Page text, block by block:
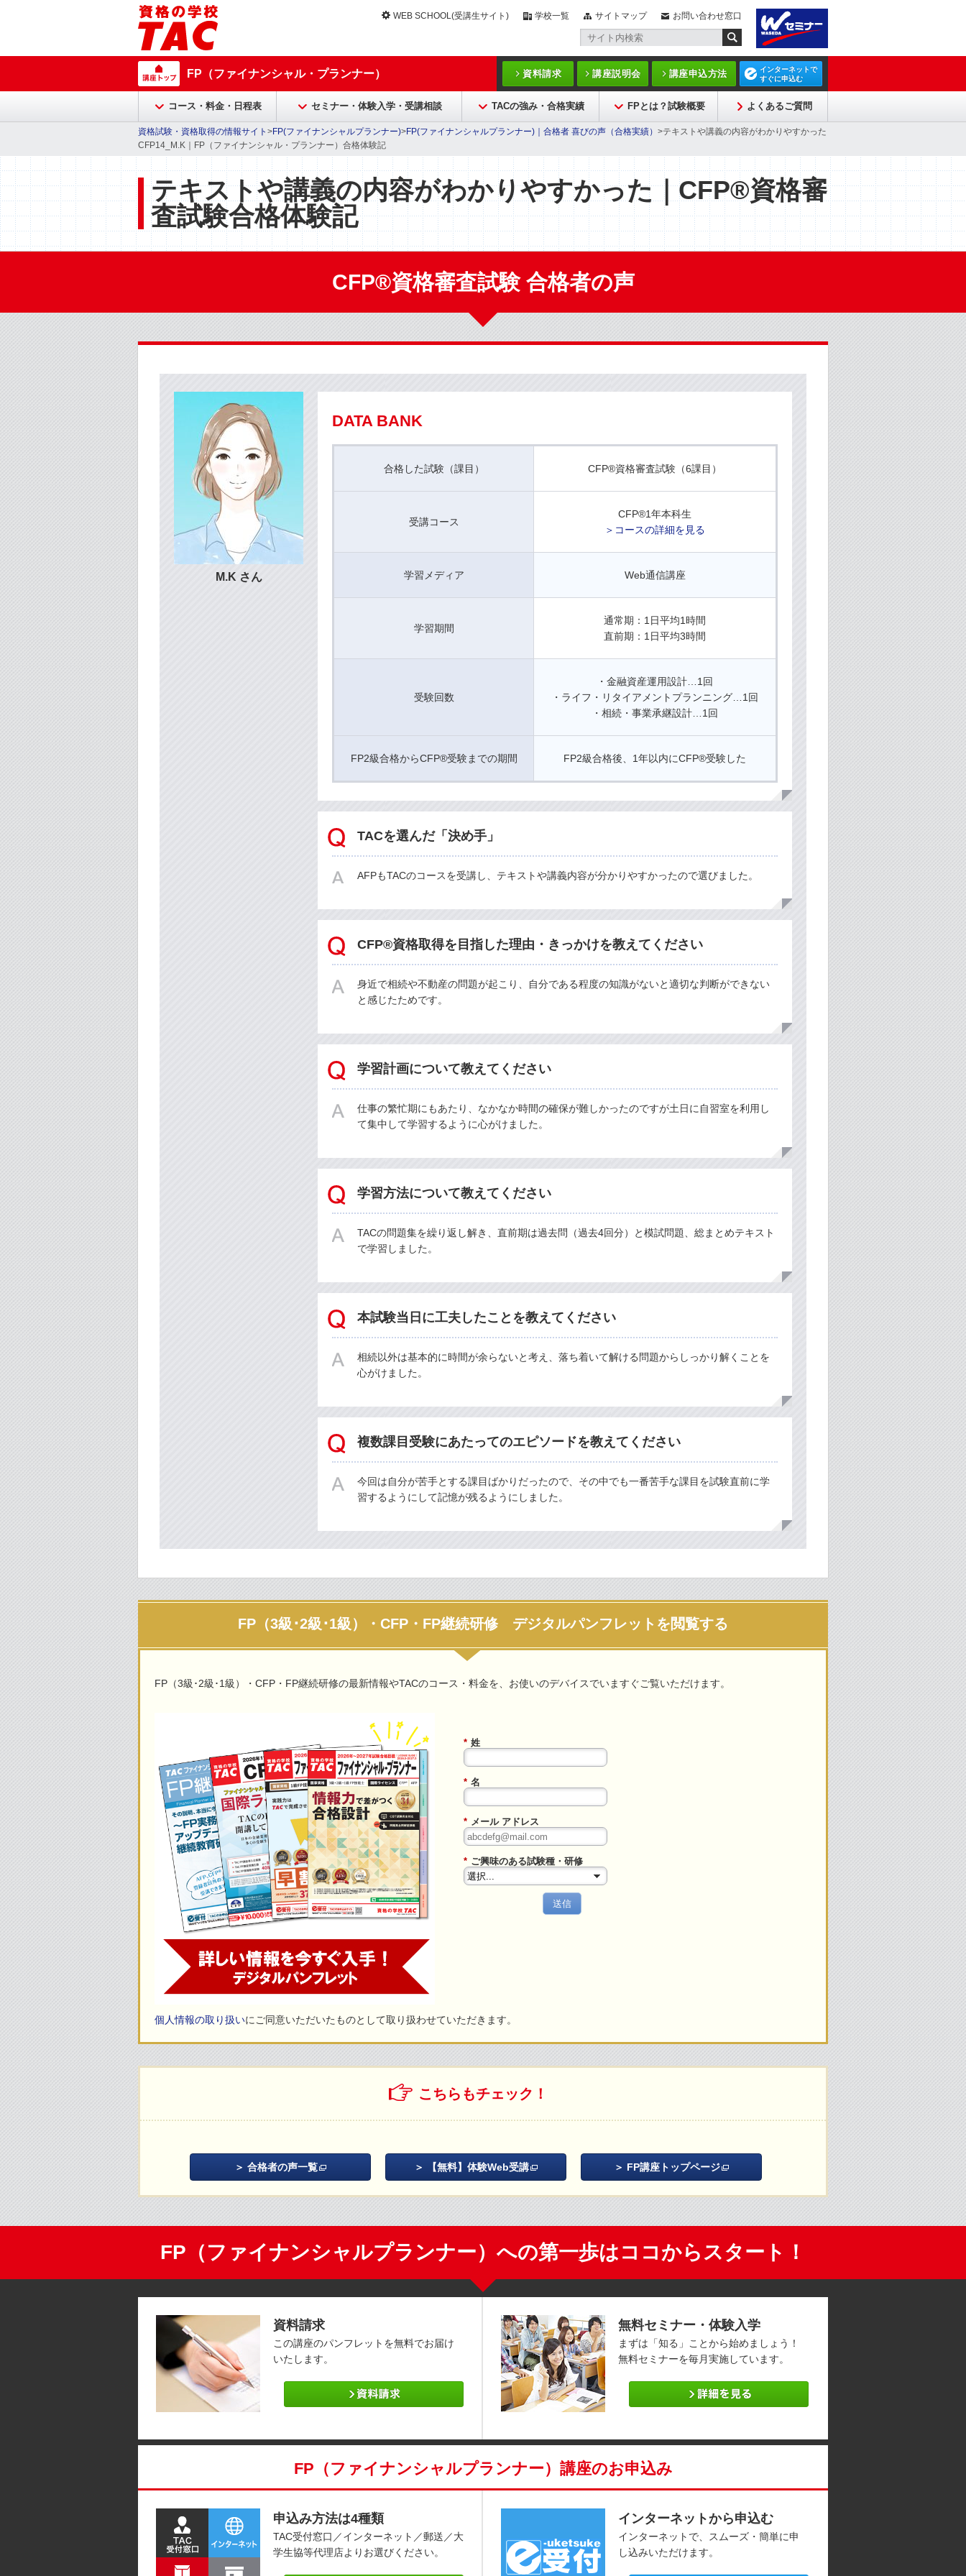
WEB SCHOOL(受講生サイト) 学校一覧 サイトマップ お問い合わせ窓口
FP（ファイナンシャル・プランナー） 資料請求 講座説明会 講座申込方法
インターネットで
すぐに申込む
コース・料金・日程表 セミナー・体験入学・受講相談 TACの強み・合格実績 FPとは？試験概要 よくあるご質問
資格試験・資格取得の情報サイト >FP(ファイナンシャルプランナー)>FP(ファイナンシャルプランナー)｜合格者 喜びの声（合格実績） >テキストや講義の内容がわかりやすかった
CFP14_M.K｜FP（ファイナンシャル・プランナー）合格体験記
テキストや講義の内容がわかりやすかった｜CFP®資格審
査試験合格体験記
CFP®資格審査試験 合格者の声
M.K さん
DATA BANK
合格した試験（課目） CFP®資格審査試験（6課目）
受講コース
CFP®1年本科生
＞コースの詳細を見る
学習メディア Web通信講座
学習期間
通常期：1日平均1時間
直前期：1日平均3時間
受験回数
・金融資産運用設計…1回
・ライフ・リタイアメントプランニング…1回
・相続・事業承継設計…1回
FP2級合格からCFP®受験までの期間 FP2級合格後、1年以内にCFP®受験した
TACを選んだ「決め手」
AFPもTACのコースを受講し、テキストや講義内容が分かりやすかったので選びました。
CFP®資格取得を目指した理由・きっかけを教えてください
身近で相続や不動産の問題が起こり、自分である程度の知識がないと適切な判断ができない
と感じたためです。
学習計画について教えてください
仕事の繁忙期にもあたり、なかなか時間の確保が難しかったのですが土日に自習室を利用し
て集中して学習するように心がけました。
学習方法について教えてください
TACの問題集を繰り返し解き、直前期は過去問（過去4回分）と模試問題、総まとめテキスト
で学習しました。
本試験当日に工夫したことを教えてください
相続以外は基本的に時間が余らないと考え、落ち着いて解ける問題からしっかり解くことを
心がけました。
複数課目受験にあたってのエピソードを教えてください
今回は自分が苦手とする課目ばかりだったので、その中でも一番苦手な課目を試験直前に学
習するようにして記憶が残るようにしました。
FP（3級･2級･1級）・CFP・FP継続研修 デジタルパンフレットを閲覧する
FP（3級･2級･1級）・CFP・FP継続研修の最新情報やTACのコース・料金を、お使いのデバイスでいますぐご覧いただけます。
* 姓
* 名
* メール アドレス
* ご興味のある試験種・研修
送信
個人情報の取り扱いにご同意いただいたものとして取り扱わせていただきます。
こちらもチェック！
合格者の声一覧 【無料】体験Web受講 FP講座トップページ
FP（ファイナンシャルプランナー）への第一歩はココからスタート！
資料請求
この講座のパンフレットを無料でお届け
いたします。
無料セミナー・体験入学
まずは「知る」ことから始めましょう！
無料セミナーを毎月実施しています。
FP（ファイナンシャルプランナー）講座のお申込み
申込み方法は4種類
TAC受付窓口／インターネット／郵送／大
学生協等代理店よりお選びください。
インターネットから申込む
インターネットで、スムーズ・簡単に申
し込みいただけます。